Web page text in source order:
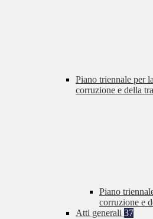
Piano triennale per
corruzione e della
Piano
corruzione e
Atti generali 37